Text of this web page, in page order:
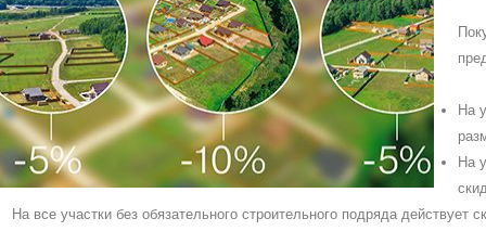
На
На
На все участки без обязательного строительного подряда действует